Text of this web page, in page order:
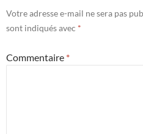
Votre adresse e-mail ne sera pas
sont indiqués avec *
Commentaire *